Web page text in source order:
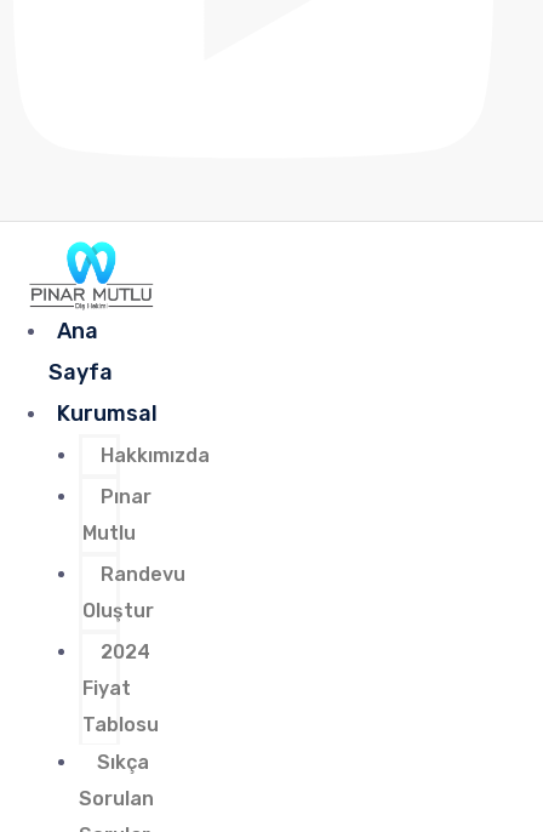
Ana
Sayfa
Kurumsal
Hakkımızda
Pınar
Mutlu
Randevu
Oluştur
2024
Fiyat
Tablosu
Sıkça
Sorulan